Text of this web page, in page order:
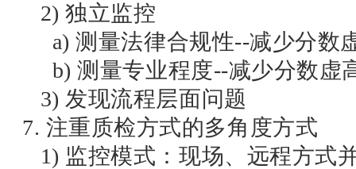
2) 独立监控
a) 测量法律合规性--减少分数
b) 测量专业程度--减少分数虚
3) 发现流程层面问题
7. 注重质检方式的多角度方式
1) 监控模式：现场、远程方式